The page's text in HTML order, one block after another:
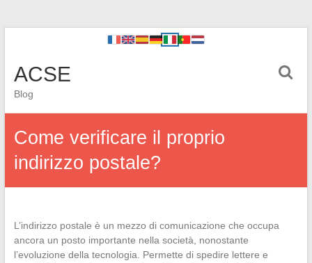
ACSE
Blog
Come verificare il proprio
indirizzo postale?
L’indirizzo postale è un mezzo di comunicazione che occupa
ancora un posto importante nella società, nonostante
l’evoluzione della tecnologia. Permette di spedire lettere e